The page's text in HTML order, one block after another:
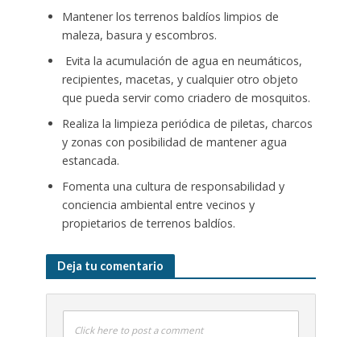
Mantener los terrenos baldíos limpios de
maleza, basura y escombros.
Evita la acumulación de agua en neumáticos,
recipientes, macetas, y cualquier otro objeto
que pueda servir como criadero de mosquitos.
Realiza la limpieza periódica de piletas, charcos
y zonas con posibilidad de mantener agua
estancada.
Fomenta una cultura de responsabilidad y
conciencia ambiental entre vecinos y
propietarios de terrenos baldíos.
Deja tu comentario
Click here to post a comment